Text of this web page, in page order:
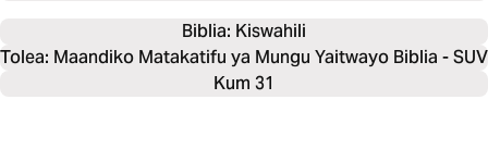
Biblia: Kiswahili
Tolea: Maandiko Matakatifu ya Mungu Yaitwayo Biblia - SUV
Kum 31